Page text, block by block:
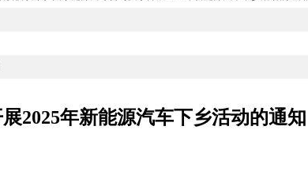
2025年新能源汽车下乡活动的通知